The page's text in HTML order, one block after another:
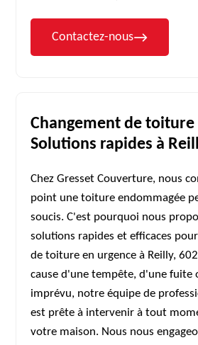
Contactez-nous
Changement de toiture
Solutions rapides à
Chez Gresset Couverture, nous
point une toiture endommagée
soucis. C'est pourquoi nous
solutions rapides et efficaces
de toiture en urgence à Reilly,
cause d'une tempête, d'une fuite
imprévu, notre équipe de
est prête à intervenir à tout
votre maison. Nous nous